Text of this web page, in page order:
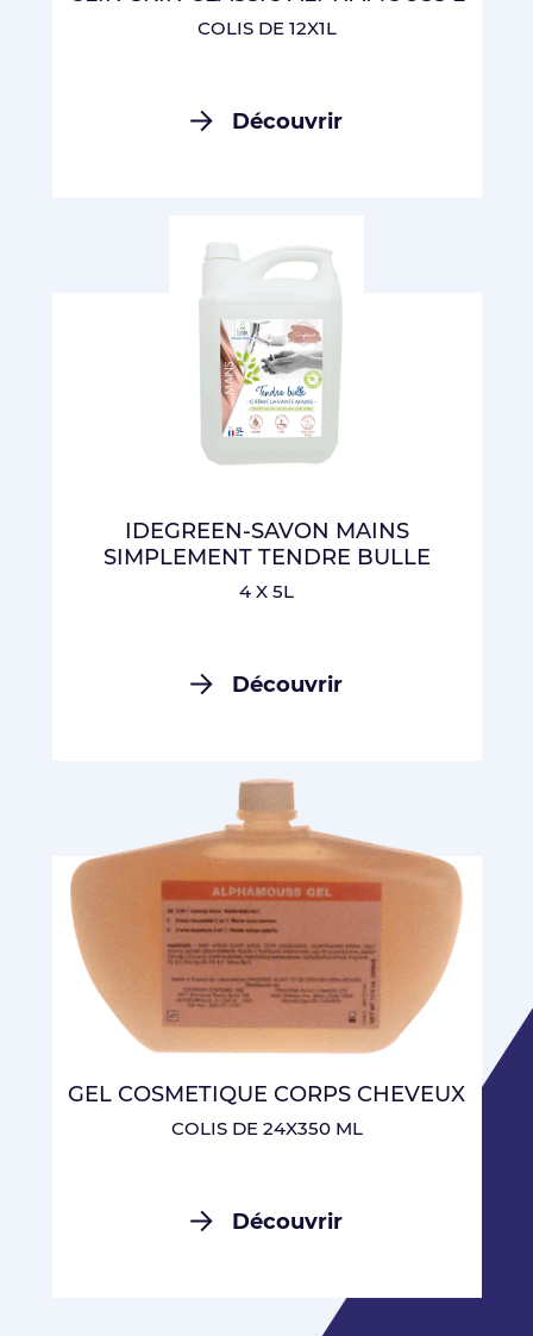
COLIS DE 12X1L
Découvrir
IDEGREEN-SAVON MAINS
SIMPLEMENT TENDRE BULLE
4 X 5L
Découvrir
GEL COSMETIQUE CORPS CHEVEUX
COLIS DE 24X350 ML
Découvrir